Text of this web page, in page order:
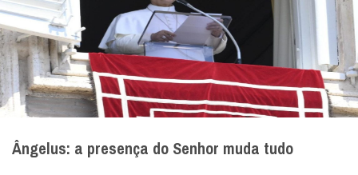
Ângelus: a presença do Senhor muda tudo